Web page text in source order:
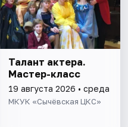
Талант актера.
Мастер-класс
19 августа 2026 • среда
МКУК «Сычёвская ЦКС»